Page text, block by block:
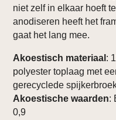
niet zelf in elkaar hoeft
anodiseren heeft het
gaat het lang mee.
Akoestisch materiaal :
polyester toplaag met
gerecyclede
Akoestische waarden:
0,9